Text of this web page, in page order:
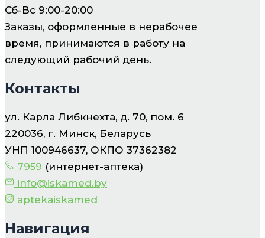
Сб-Вс 9:00-20:00
Заказы, оформленные в нерабочее
время, принимаются в работу на
следующий рабочий день.
Контакты
ул. Карла Либкнехта, д. 70, пом. 6
220036, г. Минск, Беларусь
УНП 100946637, ОКПО 37362382
7959 (интернет-аптека)
info@iskamed.by
aptekaiskamed
Навигация